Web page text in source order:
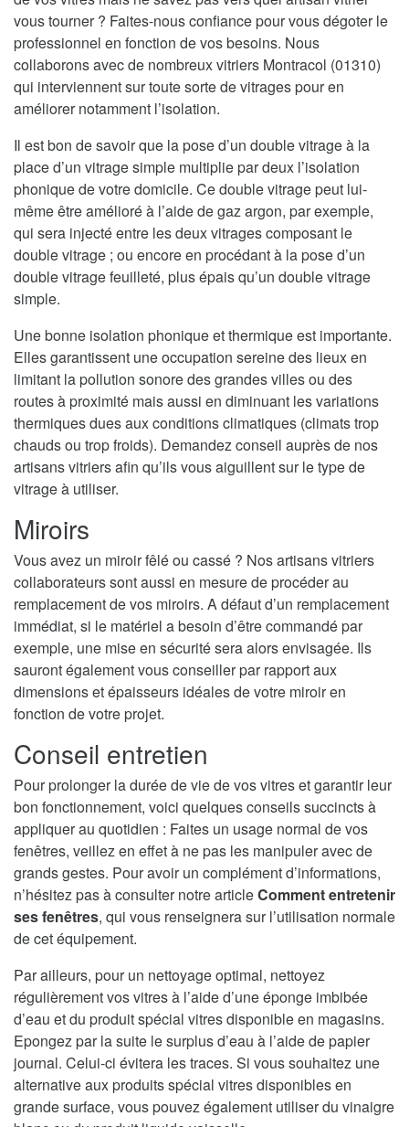
vous tourner ? Faites-nous confiance pour vous dégoter le
professionnel en fonction de vos besoins. Nous
collaborons avec de nombreux vitriers Montracol (01310)
qui interviennent sur toute sorte de vitrages pour en
améliorer notamment l’isolation.
Il est bon de savoir que la pose d’un double vitrage à la
place d’un vitrage simple multiplie par deux l’isolation
phonique de votre domicile. Ce double vitrage peut lui-
même être amélioré à l’aide de gaz argon, par exemple,
qui sera injecté entre les deux vitrages composant le
double vitrage ; ou encore en procédant à la pose d’un
double vitrage feuilleté, plus épais qu’un double vitrage
simple.
Une bonne isolation phonique et thermique est importante.
Elles garantissent une occupation sereine des lieux en
limitant la pollution sonore des grandes villes ou des
routes à proximité mais aussi en diminuant les variations
thermiques dues aux conditions climatiques (climats trop
chauds ou trop froids). Demandez conseil auprès de nos
artisans vitriers afin qu’ils vous aiguillent sur le type de
vitrage à utiliser.
Miroirs
Vous avez un miroir fêlé ou cassé ? Nos artisans vitriers
collaborateurs sont aussi en mesure de procéder au
remplacement de vos miroirs. A défaut d’un remplacement
immédiat, si le matériel a besoin d’être commandé par
exemple, une mise en sécurité sera alors envisagée. Ils
sauront également vous conseiller par rapport aux
dimensions et épaisseurs idéales de votre miroir en
fonction de votre projet.
Conseil entretien
Pour prolonger la durée de vie de vos vitres et garantir leur
bon fonctionnement, voici quelques conseils succincts à
appliquer au quotidien : Faites un usage normal de vos
fenêtres, veillez en effet à ne pas les manipuler avec de
grands gestes. Pour avoir un complément d’informations,
n’hésitez pas à consulter notre articleComment entretenir
ses fenêtres, qui vous renseignera sur l’utilisation normale
de cet équipement.
Par ailleurs, pour un nettoyage optimal, nettoyez
régulièrement vos vitres à l’aide d’une éponge imbibée
d’eau et du produit spécial vitres disponible en magasins.
Epongez par la suite le surplus d’eau à l’aide de papier
journal. Celui-ci évitera les traces. Si vous souhaitez une
alternative aux produits spécial vitres disponibles en
grande surface, vous pouvez également utiliser du vinaigre